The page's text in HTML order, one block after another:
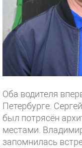
Оба водителя
Петербурге.
был потрясён
местами.
запомнилась